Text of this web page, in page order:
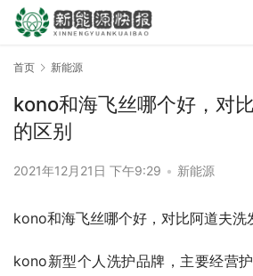
首页 新能源
kono和海飞丝哪个好，对
的区别
2021年12月21日 下午9:29 • 新能源
kono和海飞丝哪个好，对比阿道夫洗
kono新型个人洗护品牌，主要经营